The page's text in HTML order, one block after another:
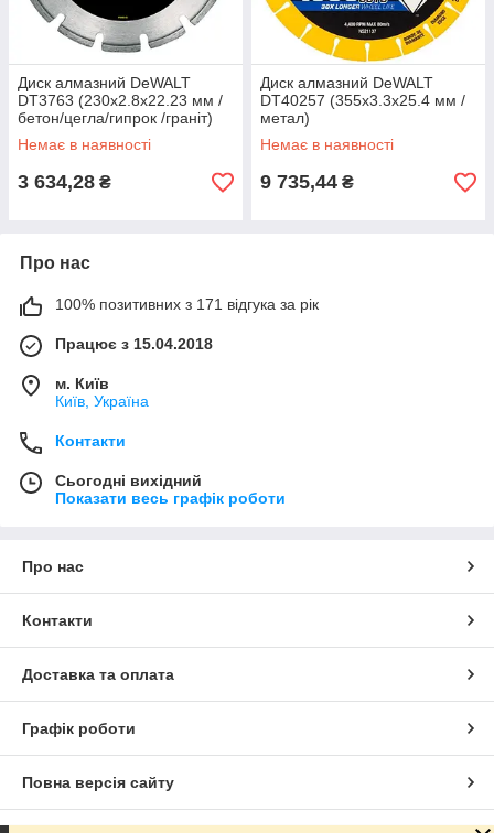
Диск алмазний DeWALT
DT3763 (230x2.8х22.23 мм /
бетон/цегла/гипрок /граніт)
Немає в наявності
3 634,28 ₴
Диск алмазний DeWALT
DT40257 (355х3.3х25.4 мм /
метал)
Немає в наявності
9 735,44 ₴
Про нас
100% позитивних з 171 відгука за рік
Працює з 15.04.2018
м. Київ
Київ, Україна
Контакти
Сьогодні вихідний
Показати весь графік роботи
Про нас
Контакти
Доставка та оплата
Графік роботи
Повна версія сайту